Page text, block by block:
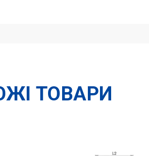
ТОВАРИ